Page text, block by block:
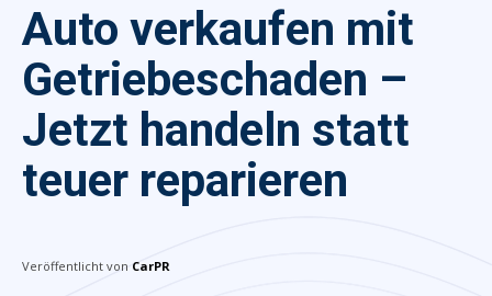
Auto verkaufen mit
Getriebeschaden –
Jetzt handeln statt
teuer reparieren
Veröffentlicht von CarPR